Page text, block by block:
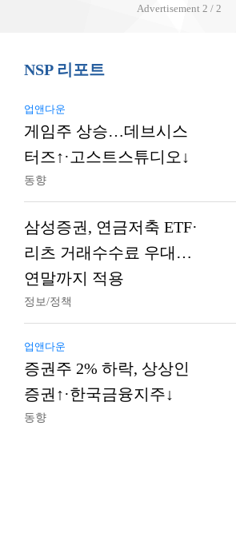
Advertisement 2 / 2
NSP 리포트
업앤다운
게임주 상승…데브시스
터즈↑·고스트스튜디오↓
동향
삼성증권, 연금저축 ETF·
리츠 거래수수료 우대…
연말까지 적용
정보/정책
업앤다운
증권주 2% 하락, 상상인
증권↑·한국금융지주↓
동향